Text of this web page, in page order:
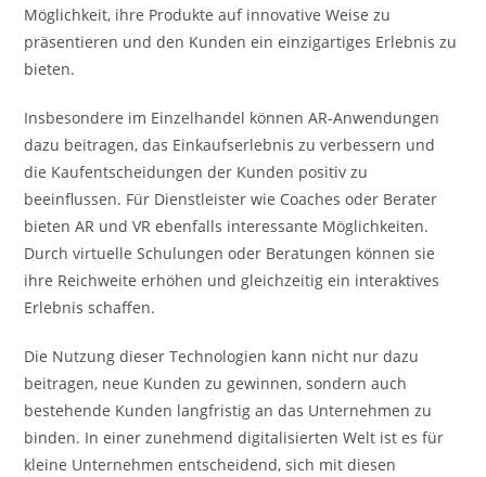
Möglichkeit, ihre Produkte auf innovative Weise zu
präsentieren und den Kunden ein einzigartiges Erlebnis zu
bieten.
Insbesondere im Einzelhandel können AR-Anwendungen
dazu beitragen, das Einkaufserlebnis zu verbessern und
die Kaufentscheidungen der Kunden positiv zu
beeinflussen. Für Dienstleister wie Coaches oder Berater
bieten AR und VR ebenfalls interessante Möglichkeiten.
Durch virtuelle Schulungen oder Beratungen können sie
ihre Reichweite erhöhen und gleichzeitig ein interaktives
Erlebnis schaffen.
Die Nutzung dieser Technologien kann nicht nur dazu
beitragen, neue Kunden zu gewinnen, sondern auch
bestehende Kunden langfristig an das Unternehmen zu
binden. In einer zunehmend digitalisierten Welt ist es für
kleine Unternehmen entscheidend, sich mit diesen